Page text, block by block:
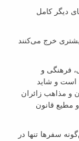
دیگر کامل
خرج می‌کنند
فرهنگی و
است و شاید
و مذاهب زائران
و مطیع قانون
سفرها تنها در